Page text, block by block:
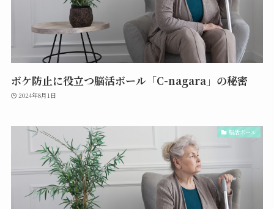
ボケ防止に役立つ脳活ボール「C-nagara」の秘密
2024年8月1日
脳活ボール